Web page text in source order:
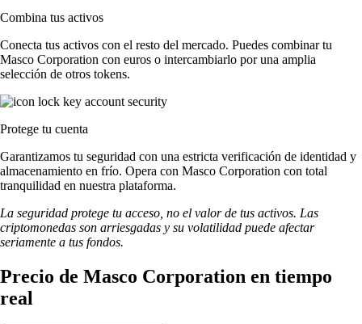
Combina tus activos
Conecta tus activos con el resto del mercado. Puedes combinar tu
Masco Corporation con euros o intercambiarlo por una amplia
selección de otros tokens.
Protege tu cuenta
Garantizamos tu seguridad con una estricta verificación de identidad y
almacenamiento en frío. Opera con Masco Corporation con total
tranquilidad en nuestra plataforma.
La seguridad protege tu acceso, no el valor de tus activos. Las
criptomonedas son arriesgadas y su volatilidad puede afectar
seriamente a tus fondos.
Precio de Masco Corporation en tiempo
real